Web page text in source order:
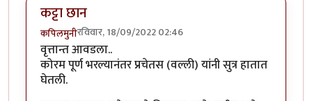
कट्टा छान
कपिलमुनीरविवार, 18/09/2022 02:46
वृत्तान्त आवडला..
कोरम पूर्ण भरल्यानंतर प्रचेतस (वल्ली) यांनी सुत्र हातात
घेतली.